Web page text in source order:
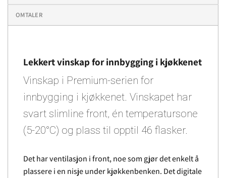
OMTALER
Lekkert vinskap for innbygging i kjøkkenet
Vinskap i Premium-serien for
innbygging i kjøkkenet. Vinskapet har
svart slimline front, én temperatursone
(5-20°C) og plass til opptil 46 flasker.
Det har ventilasjon i front, noe som gjør det enkelt å
plassere i en nisje under kjøkkenbenken. Det digitale